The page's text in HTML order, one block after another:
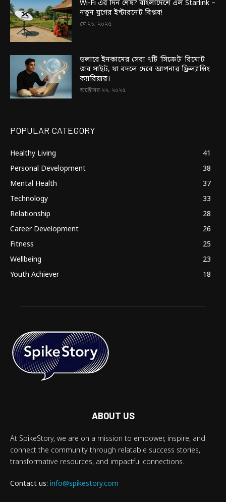
Wi-Fi এর দিন শেষ? বাংলাদেশে এল Starlink –
নতুন যুগের ইন্টারনেট বিপ্লব!
মে ২১, ২০২৫
ডলারে ইনকামের সেরা ৭টি ‘সিক্রেট’ রিমোট
জব সাইট, যা বদলে দেবে আপনার ফ্রিল্যান্সিং
ক্যারিয়ার।
অক্টোবর ২২, ২০২৫
POPULAR CATEGORY
Healthy Living
41
Personal Development
38
Mental Health
37
Technology
33
Relationship
28
Career Development
26
Fitness
25
Wellbeing
23
Youth Achiever
18
ABOUT US
At SpikeStory, we are on a mission to empower, inspire, and
connect the community through relatable success stories,
transformative resources, and impactful connections.
Contact us: info@spikestory.com